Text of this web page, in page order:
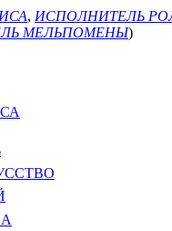
, ИСПОЛНИТЕЛЬ
МЕЛЬПОМЕНЫ)